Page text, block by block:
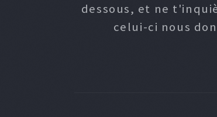
dessous, et ne
celui-ci nous